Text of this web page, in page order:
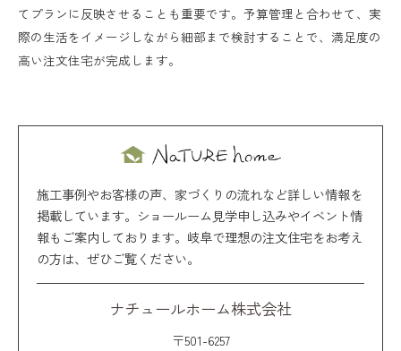
てプランに反映させることも重要です。予算管理と合わせて、実
際の生活をイメージしながら細部まで検討することで、満足度の
高い注文住宅が完成します。
施工事例やお客様の声、家づくりの流れなど詳しい情報を
掲載しています。ショールーム見学申し込みやイベント情
報もご案内しております。岐阜で理想の注文住宅をお考え
の方は、ぜひご覧ください。
ナチュールホーム株式会社
〒501-6257